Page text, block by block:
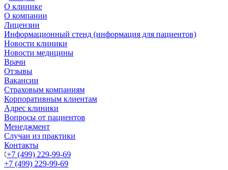
О клинике
О компании
Лицензии
Информационный стенд (информация для пациентов)
Новости клиники
Новости медицины
Врачи
Отзывы
Вакансии
Страховым компаниям
Корпоративным клиентам
Адрес клиники
Вопросы от пациентов
Менеджмент
Случаи из практики
Контакты
+7 (499) 229-99-69
+7 (499) 229-99-69